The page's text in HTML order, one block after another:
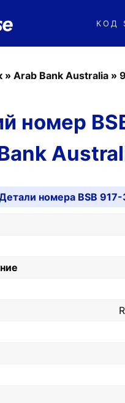
КОД
» Arab Bank Australia »
номер
номера BSB 917-